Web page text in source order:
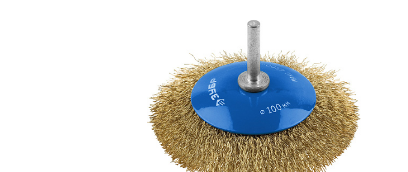
Материалы для отделки
Пиломатериалы